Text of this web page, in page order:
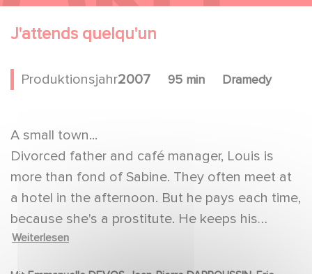
J'attends quelqu'un
Produktionsjahr2007 95 min Dramedy
A small town...
Divorced father and café manager, Louis is
more than fond of Sabine. They often meet at
a hotel in the afternoon. But he pays each time,
because she's a prostitute. He keeps his
painful secret to himself, not even telling his
Weiterlesen